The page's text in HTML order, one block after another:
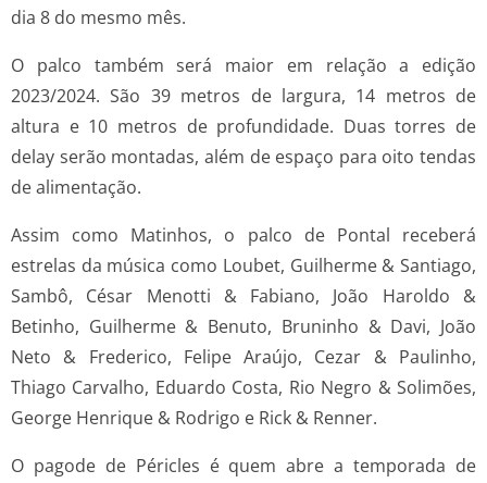
dia 8 do mesmo mês.
O palco também será maior em relação a edição
2023/2024. São 39 metros de largura, 14 metros de
altura e 10 metros de profundidade. Duas torres de
delay serão montadas, além de espaço para oito tendas
de alimentação.
Assim como Matinhos, o palco de Pontal receberá
estrelas da música como Loubet, Guilherme & Santiago,
Sambô, César Menotti & Fabiano, João Haroldo &
Betinho, Guilherme & Benuto, Bruninho & Davi, João
Neto & Frederico, Felipe Araújo, Cezar & Paulinho,
Thiago Carvalho, Eduardo Costa, Rio Negro & Solimões,
George Henrique & Rodrigo e Rick & Renner.
O pagode de Péricles é quem abre a temporada de